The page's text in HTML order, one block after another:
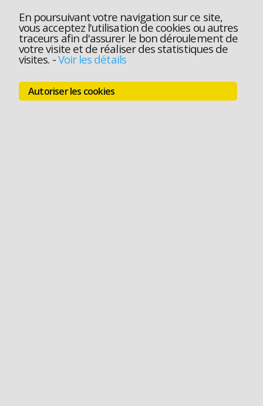
En poursuivant votre navigation sur ce site,
vous acceptez l'utilisation de cookies ou autres
traceurs afin d'assurer le bon déroulement de
votre visite et de réaliser des statistiques de
visites. -Voir les détails
Autoriser les cookies